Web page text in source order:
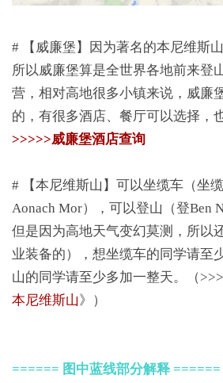
# 【威廉堡】因为著名的本尼维斯
所以威廉堡算是全世界各地前来登
营，相对高地很多小镇来说，威廉
的，有很多酒店、餐厅可以选择，
>>>>>威廉堡酒店查询
# 【本尼维斯山】可以坐缆车（坐
Aonach Mor），可以登山（登Ben
但是因为高地天气变幻莫测，所以
业装备的），想坐缆车的同学请至
山的同学请至少多加一整天。（
本尼维斯山》）
====== 图中蓝线部分解释 ======